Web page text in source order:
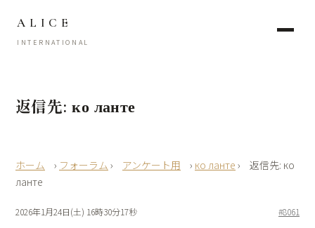
ALICE
INTERNATIONAL
返信先: ко ланте
› フォーラム › アンケート用 › ко ланте ›
返信先: ко
ланте
2026年1月24日(土) 16時30分17秒
#8061